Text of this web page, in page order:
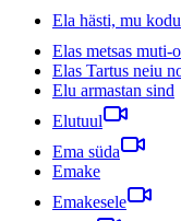
Ela hästi, mu
Elas metsas muti-
Elas Tartus neiu
Elu armastan sind
Elutuul
Ema süda
Emake
Emakesele